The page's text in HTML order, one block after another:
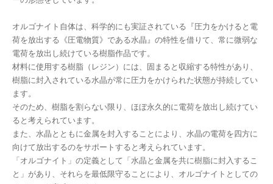
オルゴナイト自体は、科学的にも実証されている『圧力をかけると電
荷を放出する《圧電物質》である水晶』の特性を借りて、常に微弱な
電荷を放出し続けている樹脂作品です。
材料に使用する樹脂（レジン）には、固まると収縮する特性があり、
樹脂に封入されている水晶が常に圧力をかけられた状態が持続してい
ます。
そのため、樹脂を割らない限り、ほぼ永久的に電荷を放出し続けてい
ると考えられています。
また、水晶とともに金属を封入することにより、水晶の電荷を四方に
向けて放出するのをサポートすると考えられています。
「オルゴナイト」の定義として「水晶と金属を共に樹脂に封入するこ
と」があり、それらを最低限守ることにより、オルゴナイトとしての